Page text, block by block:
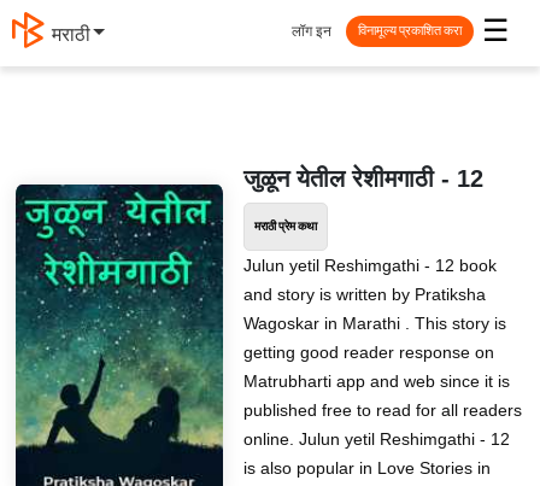
मराठी ☰
लॉग इन विनामूल्य प्रकाशित करा
जुळून येतील रेशीमगाठी - 12
मराठी प्रेम कथा
Julun yetil Reshimgathi - 12 book
and story is written by Pratiksha
Wagoskar in Marathi . This story is
getting good reader response on
Matrubharti app and web since it is
published free to read for all readers
online. Julun yetil Reshimgathi - 12
is also popular in Love Stories in